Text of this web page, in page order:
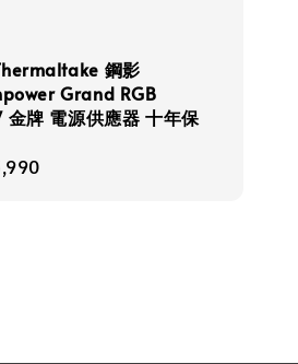
鋼影
Grand RGB
牌 電源供應器 十年保